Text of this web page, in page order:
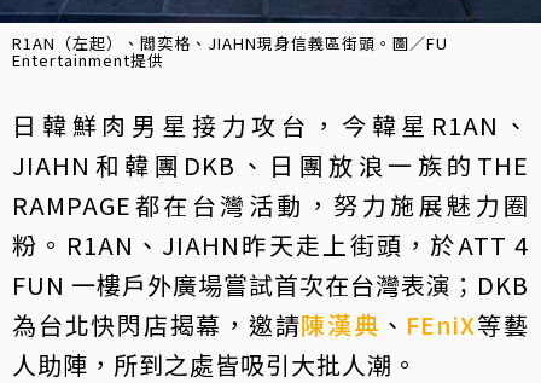
R1AN（左起）、閻奕格、JIAHN現身信義區街頭。圖／FU
Entertainment提供
日韓鮮肉男星接力攻台，今韓星R1AN、
JIAHN和韓團DKB、日團放浪一族的THE
RAMPAGE都在台灣活動，努力施展魅力圈
粉。R1AN、JIAHN昨天走上街頭，於ATT 4
FUN 一樓戶外廣場嘗試首次在台灣表演；DKB
為台北快閃店揭幕，邀請陳漢典 、 FEniX等藝
人助陣，所到之處皆吸引大批人潮。